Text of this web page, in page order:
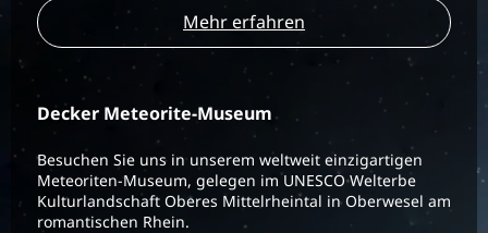
Mehr erfahren
Decker Meteorite-Museum
Besuchen Sie uns in unserem weltweit einzigartigen
Meteoriten-Museum, gelegen im UNESCO Welterbe
Kulturlandschaft Oberes Mittelrheintal in Oberwesel am
romantischen Rhein.